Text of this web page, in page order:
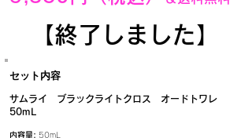
【終了しました】
セット内容
サムライ ブラックライトクロス オードトワレ
50mL
内容量: 50mL